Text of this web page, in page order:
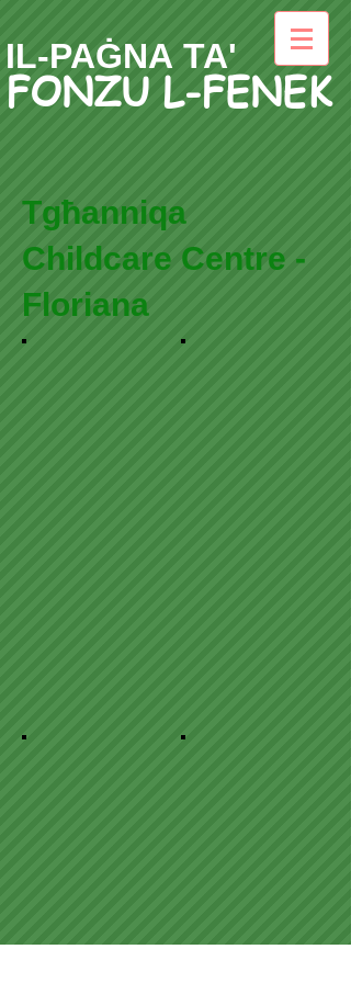
IL-PAĠNA TA'
FONZU L-FENEK
Tgħanniqa
Childcare Centre -
Floriana